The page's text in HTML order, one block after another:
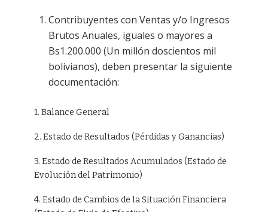
Contribuyentes con Ventas y/o Ingresos
Brutos Anuales, iguales o mayores a
Bs1.200.000 (Un millón doscientos mil
bolivianos), deben presentar la siguiente
documentación:
1. Balance General
2. Estado de Resultados (Pérdidas y Ganancias)
3. Estado de Resultados Acumulados (Estado de
Evolución del Patrimonio)
4. Estado de Cambios de la Situación Financiera